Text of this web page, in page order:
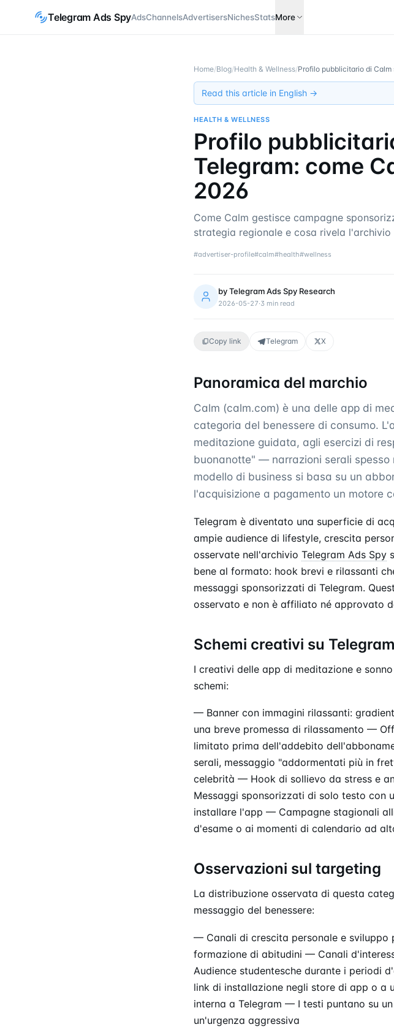
Telegram Ads SpyAdsChannelsAdvertisersNichesStatsMore
Home/Blog/Health & Wellness/Profilo pubblicitario di
Read this article in English →
HEALTH & WELLNESS
Profilo
Telegram: come
2026
Come Calm gestisce campagne
strategia regionale e cosa rivela
#advertiser-profile#calm#health#wellness
byTelegram Ads Spy Research
2026-05-27·3 min read
Copy link Telegram X
Panoramica del marchio
Calm (calm.com) è una delle app di
categoria del benessere di consumo.
meditazione guidata, agli esercizi di
buonanotte" — narrazioni serali
modello di business si basa su un
l'acquisizione a pagamento un motore
Telegram è diventato una superficie di
ampie audience di lifestyle, crescita
osservate nell'archivio Telegram Ads Spy
bene al formato: hook brevi e rilassanti
messaggi sponsorizzati di Telegram.
osservato e non è affiliato né approvato
Schemi creativi su Telegram
I creativi delle app di meditazione e
schemi:
— Banner con immagini rilassanti:
una breve promessa di rilassamento —
limitato prima dell'addebito
serali, messaggio "addormentati più in
celebrità — Hook di sollievo da stress e
Messaggi sponsorizzati di solo testo con
installare l'app — Campagne stagionali
d'esame o ai momenti di calendario ad
Osservazioni sul targeting
La distribuzione osservata di questa
messaggio del benessere:
— Canali di crescita personale e
formazione di abitudini — Canali
Audience studentesche durante i periodi
link di installazione negli store di app o a
interna a Telegram — I testi puntano su
un'urgenza aggressiva